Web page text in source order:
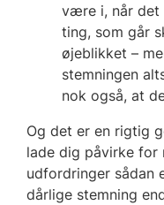
være i, når det
ting, som går
øjeblikket –
stemningen
nok også, at
Og det er en rigtig
lade dig påvirke for
udfordringer sådan
dårlige stemning